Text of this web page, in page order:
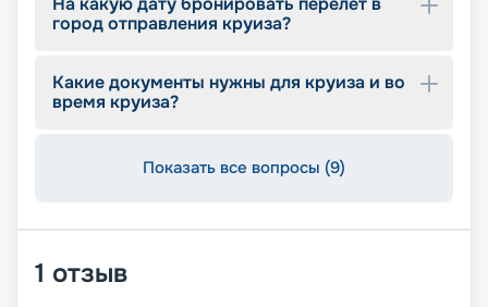
город отправления круиза?
Какие документы нужны для круиза и во
время круиза?
Показать все вопросы (9)
1 отзыв